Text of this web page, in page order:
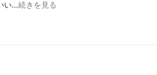
い…続きを見る